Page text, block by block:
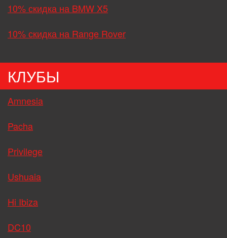
10% скидка на BMW X5
10% скидка на Range Rover
КЛУБЫ
Amnesia
Pacha
Privilege
Ushuaia
Hi Ibiza
DC10